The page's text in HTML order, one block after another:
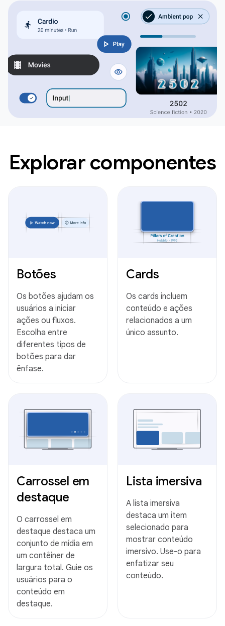
Explorar componentes
Botões
Os botões ajudam os
usuários a iniciar
ações ou fluxos.
Escolha entre
diferentes tipos de
botões para dar
ênfase.
Cards
Os cards incluem
conteúdo e ações
relacionados a um
único assunto.
Carrossel em
destaque
O carrossel em
destaque destaca um
conjunto de mídia em
um contêiner de
largura total. Guie os
usuários para o
conteúdo em
destaque.
Lista imersiva
A lista imersiva
destaca um item
selecionado para
mostrar conteúdo
imersivo. Use-o para
enfatizar seu
conteúdo.